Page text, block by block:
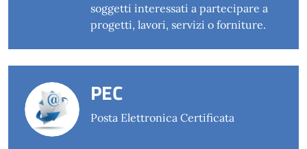
soggetti interessati a partecipare a
progetti, lavori, servizi o forniture.
PEC
Posta Elettronica Certificata